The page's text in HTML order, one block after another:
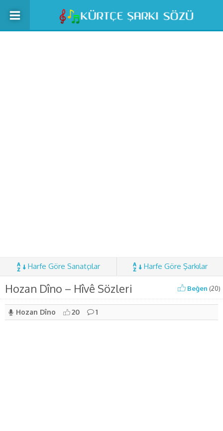
Harfe Göre Sanatçılar Harfe Göre Şarkılar
Hozan Dîno – Hîvê Sözleri Beğen (20)
Hozan Dîno 20 1